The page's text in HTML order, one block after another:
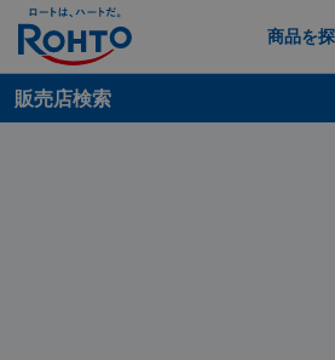
商品を
販売店検索